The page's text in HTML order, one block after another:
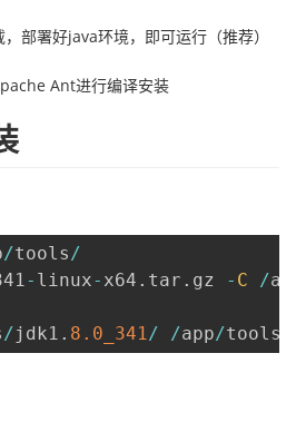
部署好java环境，即可运行（推荐）
Ant进行编译安装
/tools/
- linux- x64 . tar . gz - C /
/jdk1 . 8.0_341/ /app/tools